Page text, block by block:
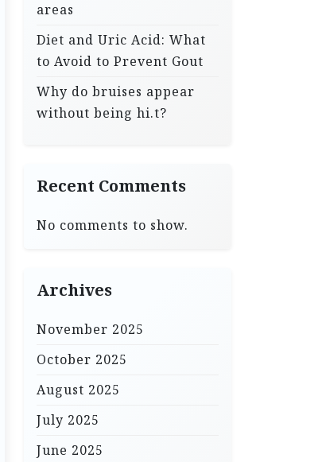
areas
Diet and Uric Acid: What
to Avoid to Prevent Gout
Why do bruises appear
without being hi.t?
Recent Comments
No comments to show.
Archives
November 2025
October 2025
August 2025
July 2025
June 2025